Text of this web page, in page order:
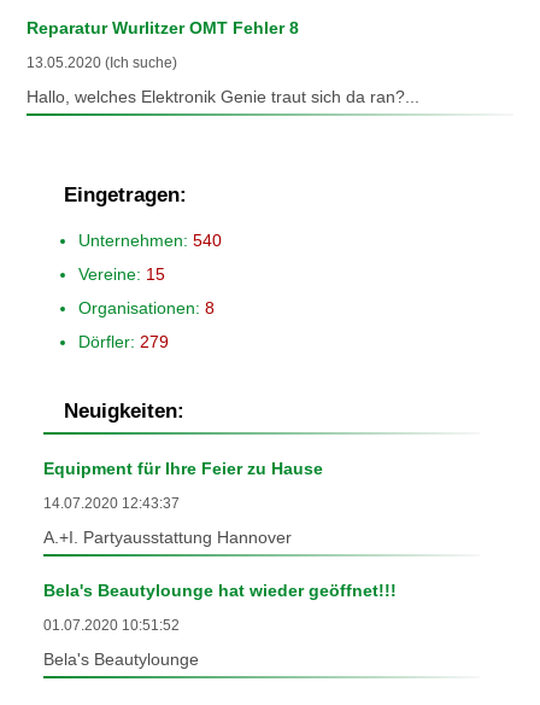
Reparatur Wurlitzer OMT Fehler 8
13.05.2020 (Ich suche)
Hallo, welches Elektronik Genie traut sich da ran?...
Eingetragen:
Unternehmen: 540
Vereine: 15
Organisationen: 8
Dörfler: 279
Neuigkeiten:
Equipment für Ihre Feier zu Hause
14.07.2020 12:43:37
A.+I. Partyausstattung Hannover
Bela's Beautylounge hat wieder geöffnet!!!
01.07.2020 10:51:52
Bela's Beautylounge